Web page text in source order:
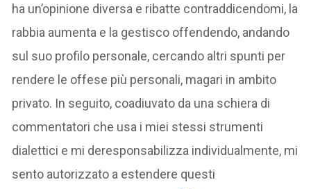
ha un’opinione diversa e ribatte contraddicendomi, la
rabbia aumenta e la gestisco offendendo, andando
sul suo profilo personale, cercando altri spunti per
rendere le offese più personali, magari in ambito
privato. In seguito, coadiuvato da una schiera di
commentatori che usa i miei stessi strumenti
dialettici e mi deresponsabilizza individualmente, mi
sento autorizzato a estendere questi